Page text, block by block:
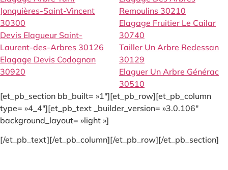
Jonquières-Saint-Vincent
30300
Devis Elagueur Saint-
Laurent-des-Arbres 30126
Elagage Devis Codognan
30920
Remoulins 30210
Elagage Fruitier Le Cailar
30740
Tailler Un Arbre Redessan
30129
Elaguer Un Arbre Générac
30510
[et_pb_section bb_built= »1″][et_pb_row][et_pb_column
type= »4_4″][et_pb_text _builder_version= »3.0.106″
background_layout= »light »]
[/et_pb_text][/et_pb_column][/et_pb_row][/et_pb_section]